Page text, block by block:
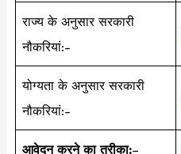
राज्य के अनुसार सरकारी
नौकरियां:-
योग्यता के अनुसार सरकारी
नौकरियां:-
आवेदन करने का तरीका:–